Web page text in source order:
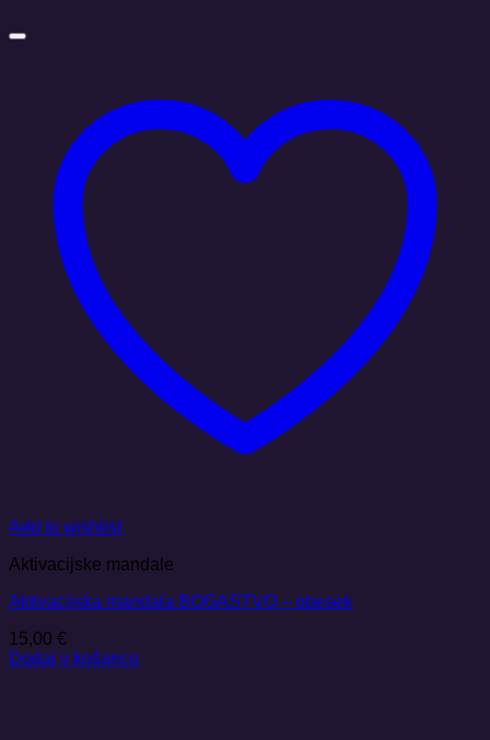
Add to wishlist
Aktivacijske mandale
Aktivacijska mandala BOGASTVO – obesek
15,00 €
Dodaj v košarico